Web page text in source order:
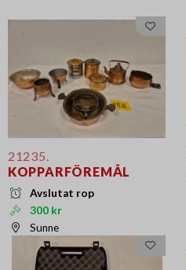
21235.
KOPPARFÖREMÅL
Avslutat rop
300 kr
Sunne